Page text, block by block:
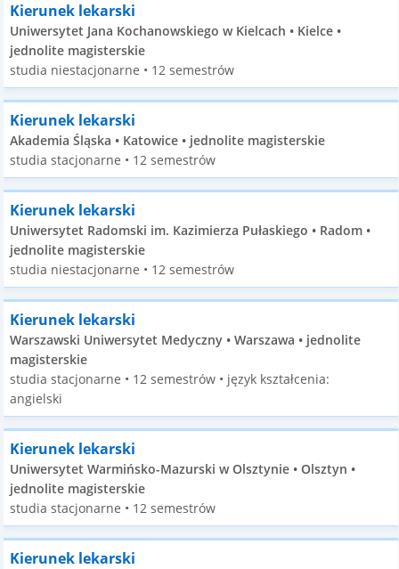
Kierunek lekarski
Uniwersytet Jana Kochanowskiego w Kielcach • Kielce •
jednolite magisterskie
studia niestacjonarne • 12 semestrów
Kierunek lekarski
Akademia Śląska • Katowice • jednolite magisterskie
studia stacjonarne • 12 semestrów
Kierunek lekarski
Uniwersytet Radomski im. Kazimierza Pułaskiego • Radom •
jednolite magisterskie
studia niestacjonarne • 12 semestrów
Kierunek lekarski
Warszawski Uniwersytet Medyczny • Warszawa • jednolite
magisterskie
studia stacjonarne • 12 semestrów • język kształcenia:
angielski
Kierunek lekarski
Uniwersytet Warmińsko-Mazurski w Olsztynie • Olsztyn •
jednolite magisterskie
studia stacjonarne • 12 semestrów
Kierunek lekarski